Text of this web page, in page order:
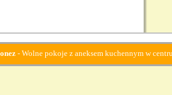
z aneksem kuchennym w centrum miasta.